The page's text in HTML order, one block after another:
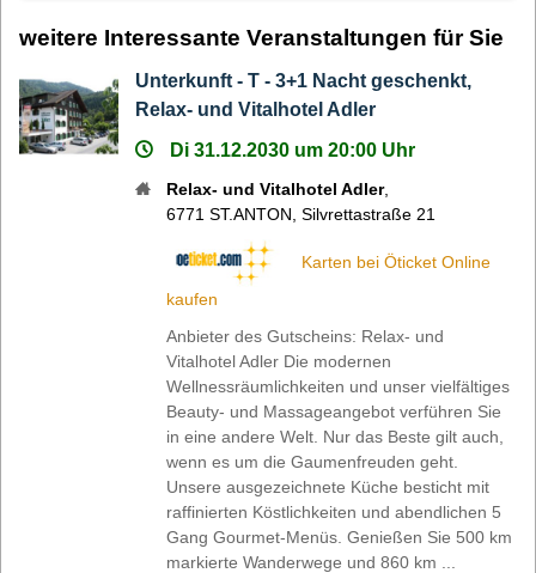
weitere Interessante Veranstaltungen für Sie
Unterkunft - T - 3+1 Nacht geschenkt,
Relax- und Vitalhotel Adler
Di 31.12.2030 um 20:00 Uhr
Relax- und Vitalhotel Adler,
6771 ST.ANTON ,Silvrettastraße 21
Karten bei Öticket Online
kaufen
Anbieter des Gutscheins: Relax- und
Vitalhotel Adler Die modernen
Wellnessräumlichkeiten und unser vielfältiges
Beauty- und Massageangebot verführen Sie
in eine andere Welt. Nur das Beste gilt auch,
wenn es um die Gaumenfreuden geht.
Unsere ausgezeichnete Küche besticht mit
raffinierten Köstlichkeiten und abendlichen 5
Gang Gourmet-Menüs. Genießen Sie 500 km
markierte Wanderwege und 860 km ...